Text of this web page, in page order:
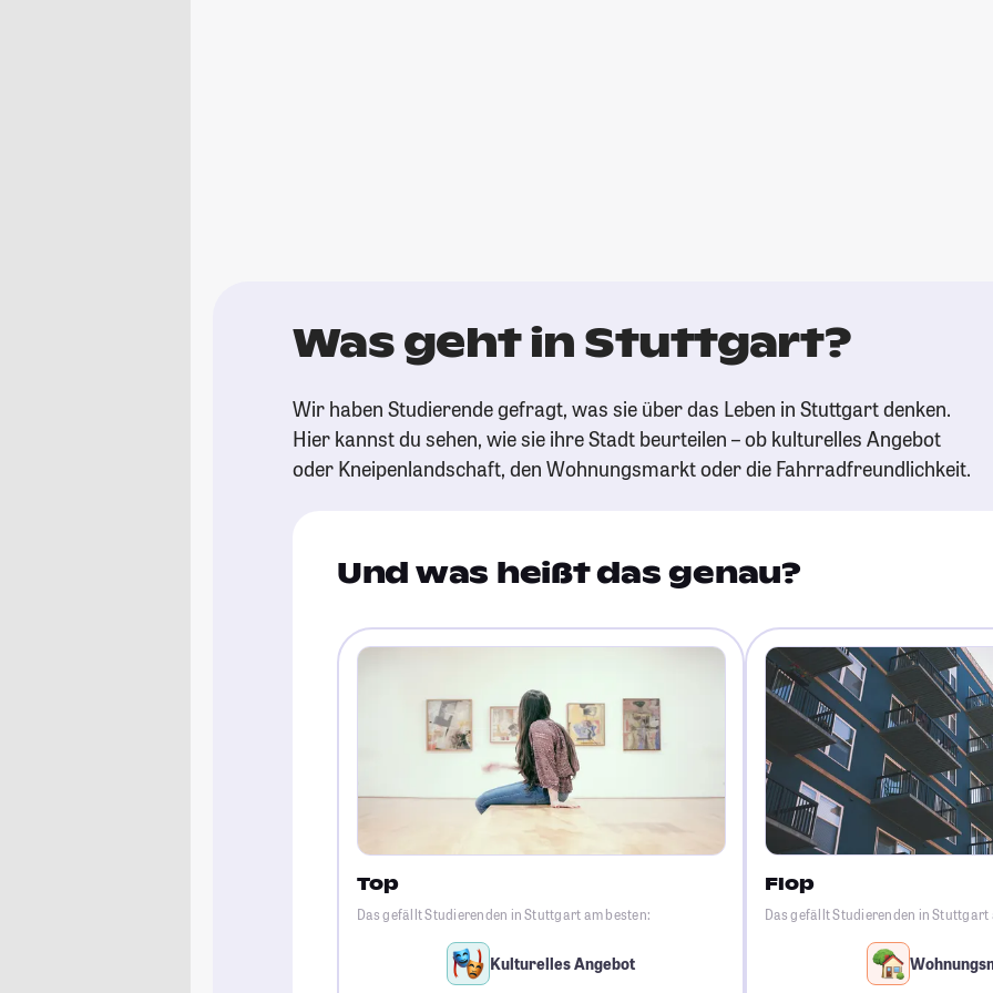
Was geht in Stuttgart?
Wir haben Studierende gefragt, was sie über das Leben in Stuttgart denken.
Hier kannst du sehen, wie sie ihre Stadt beurteilen – ob kulturelles Angebot
oder Kneipenlandschaft, den Wohnungsmarkt oder die Fahrradfreundlichkeit.
Und was heißt das genau?
Top
Das gefällt Studierenden in Stuttgart am besten:
Kulturelles Angebot
Flop
Das gefällt Studierenden in Stuttgart